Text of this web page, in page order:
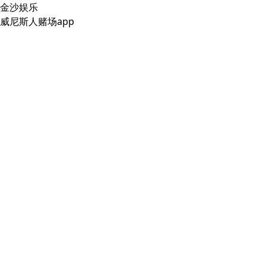
金沙娱乐
威尼斯人赌场app